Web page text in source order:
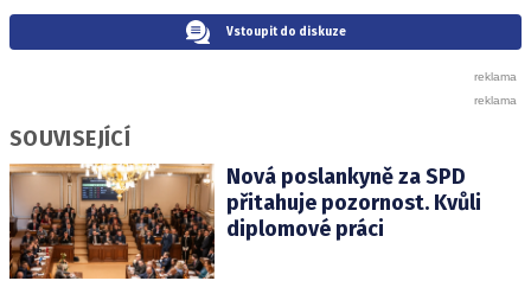
Vstoupit do diskuze
SOUVISEJÍCÍ
Nová poslankyně za SPD
přitahuje pozornost. Kvůli
diplomové práci